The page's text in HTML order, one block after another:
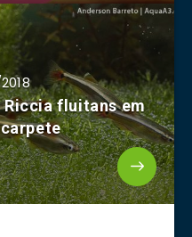
fluitans em